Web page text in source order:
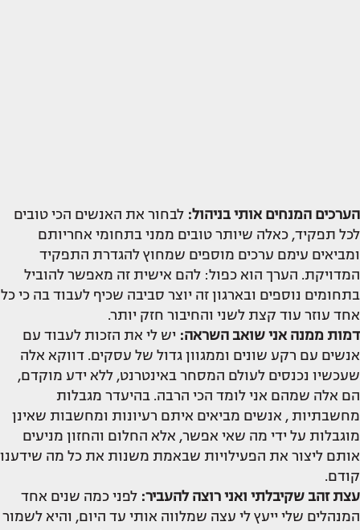
הערכים המנחים אותי בניהול: לבחור את האנשים הכי טובים
לכל תפקיד, כאלה שיותר טובים ממני בתחומי אחריותם
ומביאים עימם ערכים מוספים שמחוץ להגדרת התפקיד
המדויקת. הערך הוא כפול: להם אישית זה מאפשר להוביל
בתחומים נוספים ובארגון זה יוצר סביבה שכיף לעבוד בה כי כל
אחד עוזר עוד קצת לשני והחיבור חזק יותר.
דמות ממנה אני שואב השראה: יש לי את הזכות לעבוד עם
אנשים עם רקע שונים וממגוון גדול של עסקים. דווקא אלה
שעכשיו נכנסים לעולם המסחר באינטרנט, ללא ידע מוקדם,
הם אלה שמהם אני לומד הכי הרבה. בהיעדר מגבלות
מחשבתיות , אנשים מביאים איתם רעיונות ומחשבות שאינן
מוגבלות על ידי מה שאי אפשר, אלא החלום והחזון מניעים
אותם ליצור את הפעילויות שבאמת משנות את כל מה שידענו
קודם.
עצת זהב שקיבלתי ואני רוצה להעביר: לפני כמה שנים אחד
המנהלים שלי ייעץ לי עצה שמלווה אותי עד היום, והיא לשמור